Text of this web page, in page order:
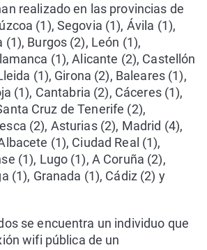
realizado en las provincias de
(1), Segovia (1), Ávila (1),
(1), Burgos (2), León (1),
(1), Alicante (2), Castellón
(1), Girona (2), Baleares (1),
(1), Cantabria (2), Cáceres (1),
Cruz de Tenerife (2),
(2), Asturias (2), Madrid (4),
(1), Ciudad Real (1),
(1), Lugo (1), A Coruña (2),
(1), Granada (1), Cádiz (2) y
se encuentra un individuo que
wifi pública de un